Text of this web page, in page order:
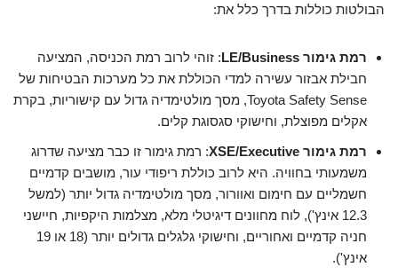
הבולטות כוללות בדרך כלל את:
רמת גימור LE/Business
: זוהי לרוב רמת הכניסה, המציעה
חבילת אבזור עשירה למדי הכוללת את כל מערכות הבטיחות של
Toyota Safety Sense, מסך מולטימדיה גדול עם קישוריות, בקרת
אקלים מפוצלת, וחישוקי סגסוגת קלים.
רמת גימור XSE/Executive
: רמת גימור זו כבר מציעה שדרוג
משמעותי בחוויה. היא לרוב כוללת ריפודי עור, מושבים קדמיים
חשמליים עם חימום ואוורור, מסך מולטימדיה גדול יותר (למשל
12.3 אינץ'), לוח מחוונים דיגיטלי מלא, מצלמות היקפיות, חיישני
חניה קדמיים ואחוריים, וחישוקי גלגלים גדולים יותר (18 או 19
אינץ').